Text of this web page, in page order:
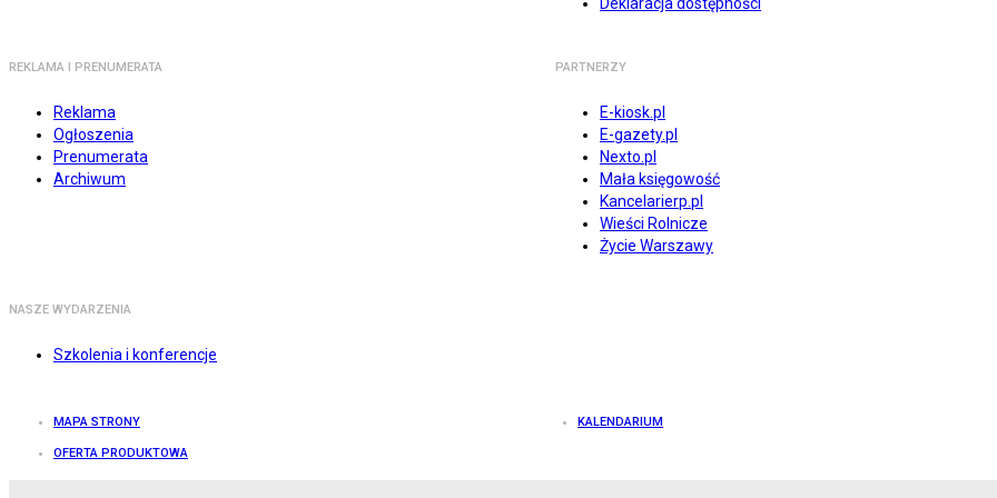
REKLAMA I PRENUMERATA
Reklama
Ogłoszenia
Prenumerata
Archiwum
PARTNERZY
E-kiosk.pl
E-gazety.pl
Nexto.pl
Mała księgowość
Kancelarierp.pl
Wieści Rolnicze
Życie Warszawy
NASZE WYDARZENIA
Szkolenia i konferencje
MAPA STRONY KALENDARIUM
OFERTA PRODUKTOWA